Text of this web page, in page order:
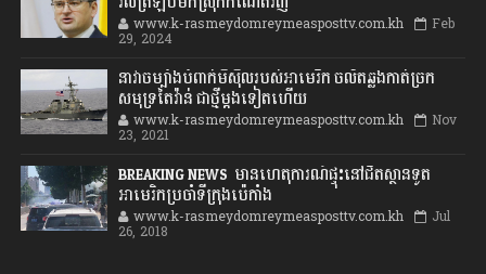
www.k-rasmeydomreymeasposttv.com.kh Feb
29, 2024
នាវាចម្បាំងបំពាក់មីស៊ីលរបស់អាមេរិក ចល័តឆ្លងកាត់ច្រក
សមុទ្រតៃវ៉ាន់ ជាថ្មីម្តងទៀតហើយ
www.k-rasmeydomreymeasposttv.com.kh Nov
23, 2021
BREAKING NEWS: មានហេតុការណ៍ផ្ទុះនៅជិតស្ថានទូត
អាមេរិកប្រចាំទីក្រុងប៉េកាំង
www.k-rasmeydomreymeasposttv.com.kh Jul
26, 2018